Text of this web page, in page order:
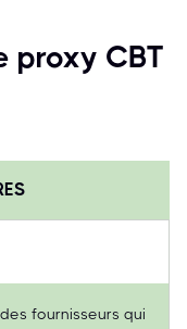
proxy CBT
fournisseurs qui